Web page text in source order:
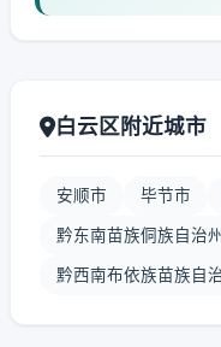
白云区附近城市
安顺市 毕节市
黔东南苗族侗族自治州
黔西南布依族苗族自